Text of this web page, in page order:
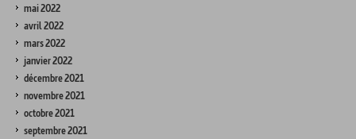
mai 2022
avril 2022
mars 2022
janvier 2022
décembre 2021
novembre 2021
octobre 2021
septembre 2021